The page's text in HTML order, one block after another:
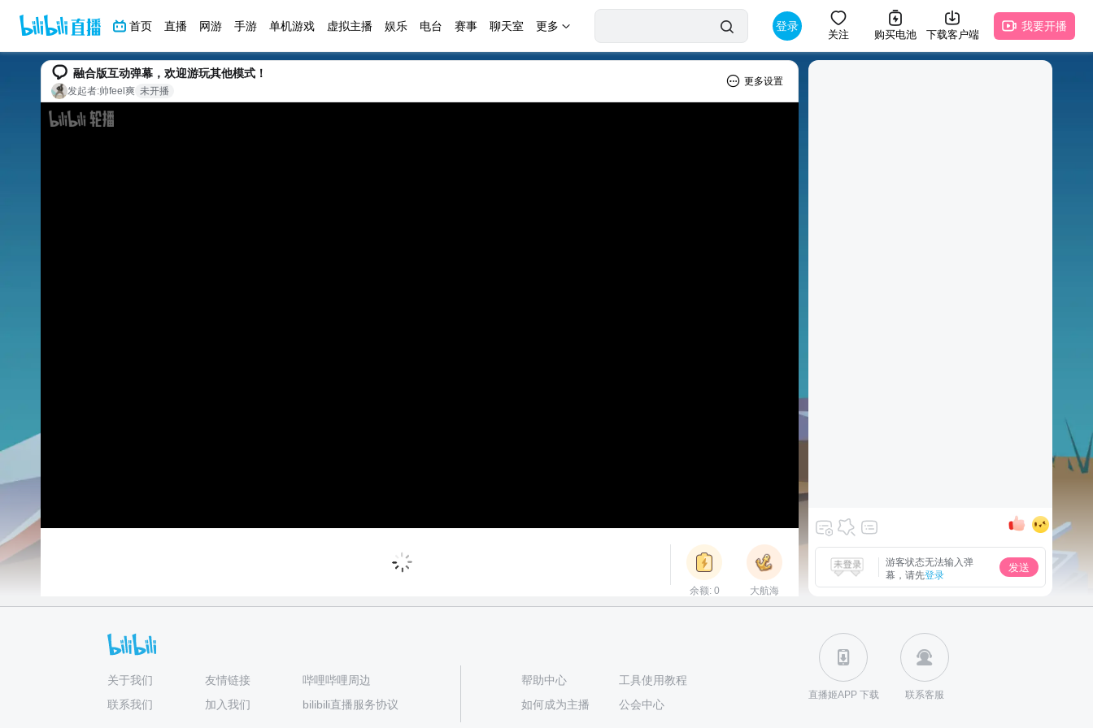
首页 直播 网游 手游 单机游戏 虚拟主播 娱乐 电台 赛事 聊天室 更多 登录
关注 购买电池 下载客户端
我要开播
融合版互动弹幕，欢迎游玩其他模式！
发起者:帅feel爽 未开播
更多设置
1电池
52电池
150电池
1电池
50电池
3000电池
2000电池
余额: 0
立即充值
大航海
立即上船
游客状态无法输入弹
幕，请先登录
发送
直播姬APP 下载 联系客服
关于我们 友情链接
哔哩哔哩周边
联系我们
加入我们 bilibili直播服务协议
帮助中心
工具使用教程
如何成为主播
公会中心